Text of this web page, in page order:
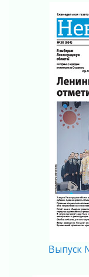
Ленобласть
труда в ЖКХ
03 августа 2026
Поддержка
03 августа 2026
Ладожский
03 августа 2026
Музеи
Новая
03 августа 2026
Часть
03 августа 2026
За сутки в
03 августа 2026
Выпуск